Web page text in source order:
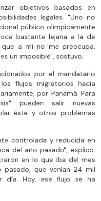
objetivos basados en
legales. "Uno no
público olímpicamente
bastante lejana a la de
que a mí no me preocupa,
un imposible", sostuvo.
por el mandatario
flujos migratorios hacia
por Panamá. Para
pueden salir nuevas
éste y otros problemas
controlada y reducida en
del año pasado", explicó.
en lo que iba del mes
que venían 24 mil
día. Hoy, ese flujo se ha